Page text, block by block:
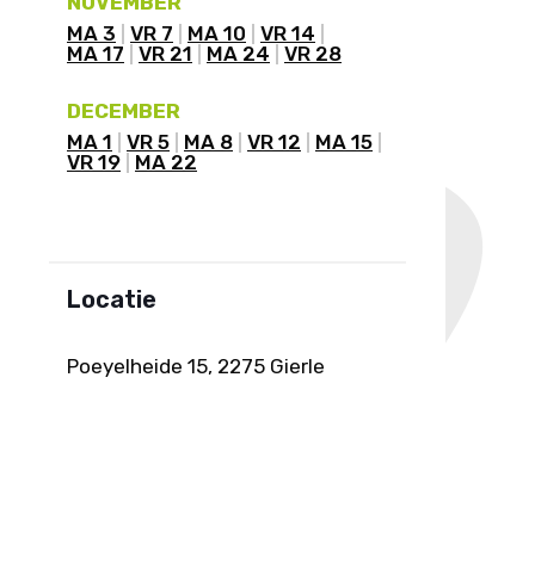
MA 3
VR 7 MA 10
VR 14
MA 17
VR 21 MA 24 VR 28
DECEMBER
MA 1
VR 5 MA 8 VR 12
MA 15
VR 19
MA 22
Locatie
Poeyelheide 15, 2275 Gierle